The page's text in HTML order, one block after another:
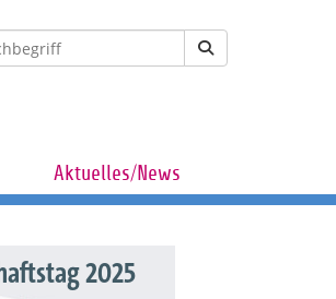
Aktuelles/News
2025